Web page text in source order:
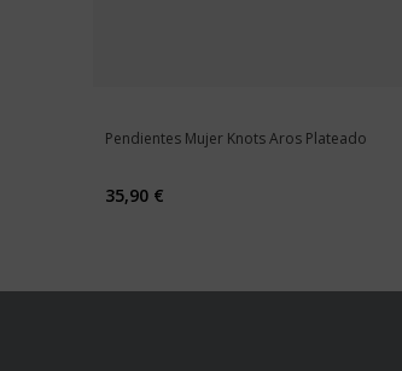
Pendientes Mujer Knots Aros Plateado
35,90 €